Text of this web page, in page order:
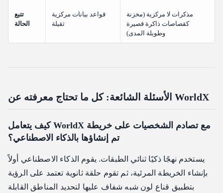
تتبع
الحالة
قواعد بيانات مركزية
ثقيلة
مذكرات لا مركزية (مخزنة
كقصاصات ذاكرة قصيرة
وطويلة المدى)
الأسئلة الشائعة: كل ما تحتاج معرفته عن WorldX
كيف يتعامل WorldX مع تصادم الشخصيات على خريطة
تم إنشاؤها بالذكاء الاصطناعي؟
يستخدم نهجًا ذكيًا ثنائي الطبقات. يقوم الذكاء الاصطناعي أولاً
بإنشاء الخريطة المرئية، ثم تقوم حلقة ثانوية تعتمد على الرؤية
بتطبيق قناع لون شبه شفاف عليها لتحديد المناطق القابلة